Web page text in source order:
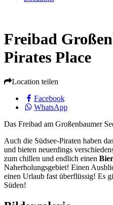
Freibad
Pirates Place
Location teilen
Facebook
WhatsApp
Das Freibad am Großenbaumer
Auch die Südsee-Piraten haben
und bieten neuerdings
zum chillen und endlich einen
Naherholungsgebiet! Einen
einen Urlaub fast überflüssig! Es
Süden!